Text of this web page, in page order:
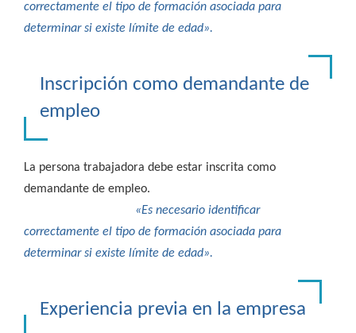
correctamente el tipo de formación asociada para
determinar si existe límite de edad».
Inscripción como demandante de
empleo
La persona trabajadora debe estar inscrita como
demandante de empleo.
«Es necesario identificar
correctamente el tipo de formación asociada para
determinar si existe límite de edad».
Experiencia previa en la empresa